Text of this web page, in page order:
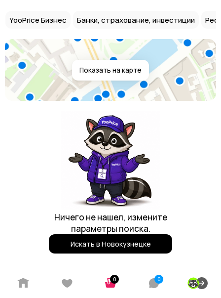
YooPrice Бизнес Банки, страхование, инвестиции
Показать на карте
Ничего не нашел, измените
параметры поиска.
Искать в Новокузнецке
Реклама
0 0